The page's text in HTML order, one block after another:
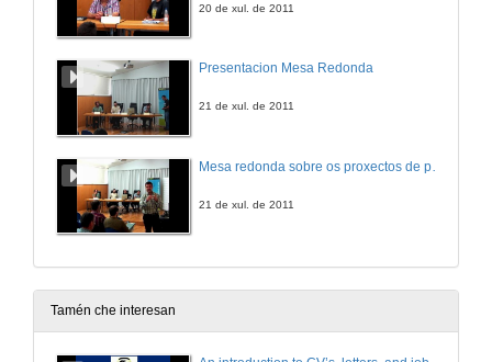
20 de xul. de 2011
Presentacion Mesa Redonda
21 de xul. de 2011
21 de xul. de 2011
Tamén che interesan